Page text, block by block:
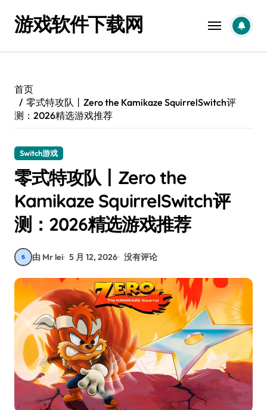
游戏软件下载网
首页
零式特攻队丨Zero the Kamikaze SquirrelSwitch评
测：2026精选游戏推荐
Switch游戏
零式特攻队丨Zero the
Kamikaze SquirrelSwitch评
测：2026精选游戏推荐
由 Mr lei 5 月 12, 2026 没有评论